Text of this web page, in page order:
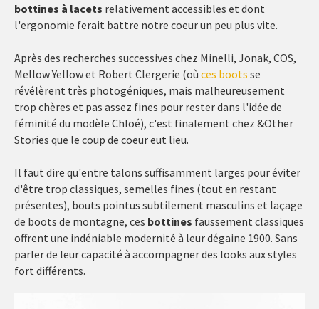
bottines à lacets relativement accessibles et dont
l'ergonomie ferait battre notre coeur un peu plus vite.
Après des recherches successives chez Minelli, Jonak, COS,
Mellow Yellow et Robert Clergerie (où ces boots se
révélèrent très photogéniques, mais malheureusement
trop chères et pas assez fines pour rester dans l'idée de
féminité du modèle Chloé), c'est finalement chez &Other
Stories que le coup de coeur eut lieu.
Il faut dire qu'entre talons suffisamment larges pour éviter
d'être trop classiques, semelles fines (tout en restant
présentes), bouts pointus subtilement masculins et laçage
de boots de montagne, ces bottines faussement classiques
offrent une indéniable modernité à leur dégaine 1900. Sans
parler de leur capacité à accompagner des looks aux styles
fort différents.